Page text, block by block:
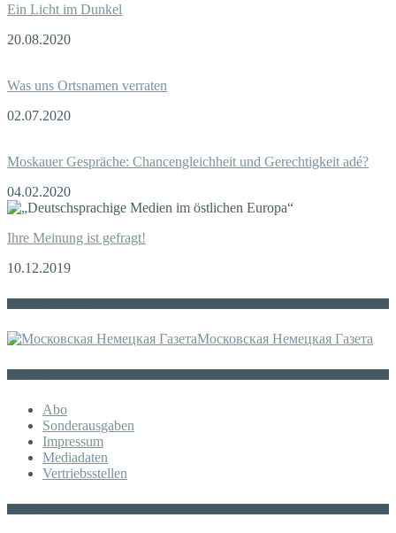
Ein Licht im Dunkel
20.08.2020
Was uns Ortsnamen verraten
02.07.2020
Moskauer Gespräche: Chancengleichheit und Gerechtigkeit adé?
04.02.2020
Ihre Meinung ist gefragt!
10.12.2019
Московская Немецкая Газета
Abo
Sonderausgaben
Impressum
Mediadaten
Vertriebsstellen